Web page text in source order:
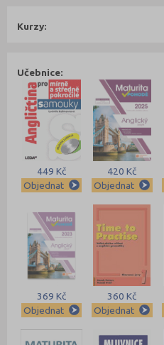
Kurzy:
Učebnice:
449 Kč
Objednat
420 Kč
Objednat
369 Kč
Objednat
360 Kč
Objednat